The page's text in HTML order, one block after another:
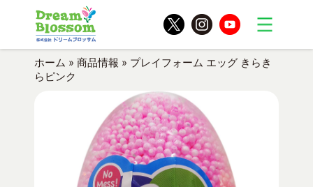
ホーム » 商品情報 » プレイフォーム エッグ きらき
らピンク